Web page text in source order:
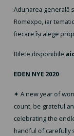
Adunarea generală
Romexpo, iar
fiecare își alege
Bilete disponibile
EDEN NYE 2020
✦ A new year of
count, be grateful
celebrating the
handful of carefully